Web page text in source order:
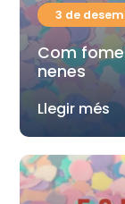
Com
nenes
3 de
Llegir més